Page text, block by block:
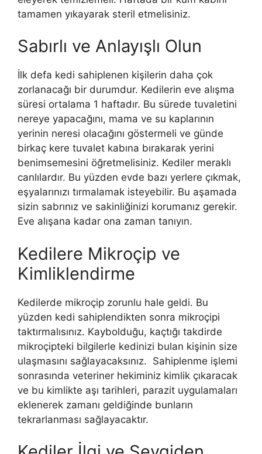
tamamen yıkayarak steril etmelisiniz.
Sabırlı ve Anlayışlı Olun
İlk defa kedi sahiplenen kişilerin daha çok
zorlanacağı bir durumdur. Kedilerin eve alışma
süresi ortalama 1 haftadır. Bu sürede tuvaletini
nereye yapacağını, mama ve su kaplarının
yerinin neresi olacağını göstermeli ve günde
birkaç kere tuvalet kabına bırakarak yerini
benimsemesini öğretmelisiniz. Kediler meraklı
canlılardır. Bu yüzden evde bazı yerlere çıkmak,
eşyalarınızı tırmalamak isteyebilir. Bu aşamada
sizin sabrınız ve sakinliğinizi korumanız gerekir.
Eve alışana kadar ona zaman tanıyın.
Kedilere Mikroçip ve
Kimliklendirme
Kedilerde mikroçip zorunlu hale geldi. Bu
yüzden kedi sahiplendikten sonra mikroçipi
taktırmalısınız. Kaybolduğu, kaçtığı takdirde
mikroçipteki bilgilerle kedinizi bulan kişinin size
ulaşmasını sağlayacaksınız. Sahiplenme işlemi
sonrasında veteriner hekiminiz kimlik çıkaracak
ve bu kimlikte aşı tarihleri, parazit uygulamaları
eklenerek zamanı geldiğinde bunların
tekrarlanması sağlayacaktır.